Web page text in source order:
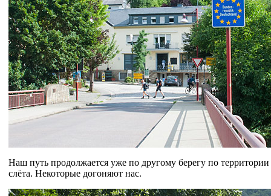
Наш путь продолжается уже по другому берегу по
слёта. Некоторые догоняют нас.